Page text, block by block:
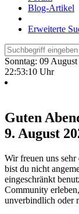
Blog-Artikel
Erweiterte
Sonntag: 09
22:53:11 Uhr
Guten
9. August
Wir freuen uns sehr
bist du nicht
eingeschränkt
Community
unverbindlich oder